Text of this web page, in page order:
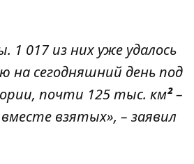
1 017 из них уже удалось
на сегодняшний день под
почти 125 тыс. км²–
взятых», – заявил